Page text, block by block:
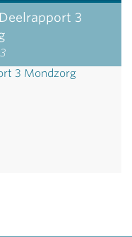
3
3 Mondzorg